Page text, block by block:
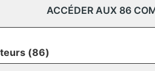
ACCÉDER AUX 86
(86)